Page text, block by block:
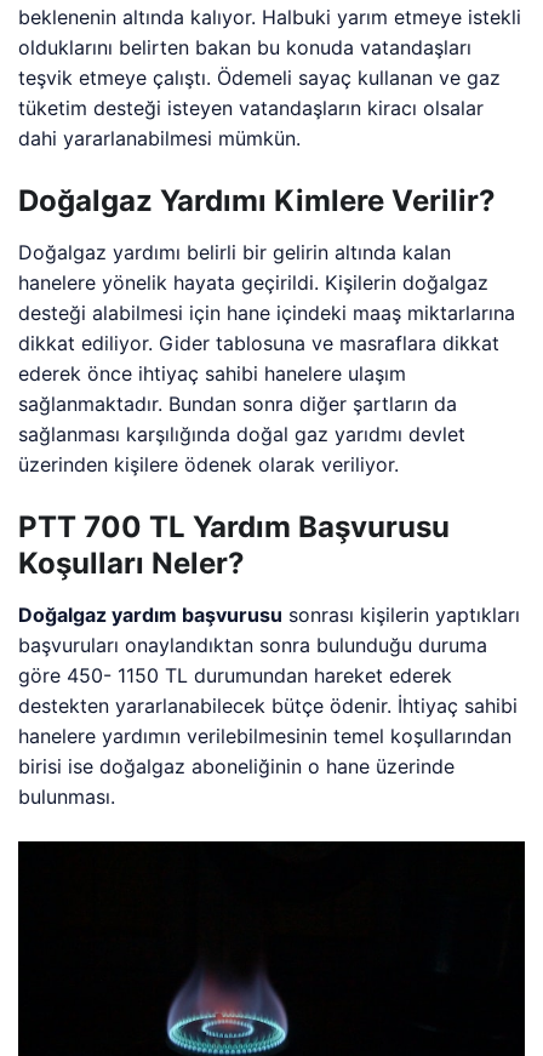
beklenenin altında kalıyor. Halbuki yarım etmeye istekli
olduklarını belirten bakan bu konuda vatandaşları
teşvik etmeye çalıştı. Ödemeli sayaç kullanan ve gaz
tüketim desteği isteyen vatandaşların kiracı olsalar
dahi yararlanabilmesi mümkün.
Doğalgaz Yardımı Kimlere Verilir?
Doğalgaz yardımı belirli bir gelirin altında kalan
hanelere yönelik hayata geçirildi. Kişilerin doğalgaz
desteği alabilmesi için hane içindeki maaş miktarlarına
dikkat ediliyor. Gider tablosuna ve masraflara dikkat
ederek önce ihtiyaç sahibi hanelere ulaşım
sağlanmaktadır. Bundan sonra diğer şartların da
sağlanması karşılığında doğal gaz yarıdmı devlet
üzerinden kişilere ödenek olarak veriliyor.
PTT 700 TL Yardım Başvurusu
Koşulları Neler?
Doğalgaz yardım başvurusu sonrası kişilerin yaptıkları
başvuruları onaylandıktan sonra bulunduğu duruma
göre 450- 1150 TL durumundan hareket ederek
destekten yararlanabilecek bütçe ödenir. İhtiyaç sahibi
hanelere yardımın verilebilmesinin temel koşullarından
birisi ise doğalgaz aboneliğinin o hane üzerinde
bulunması.